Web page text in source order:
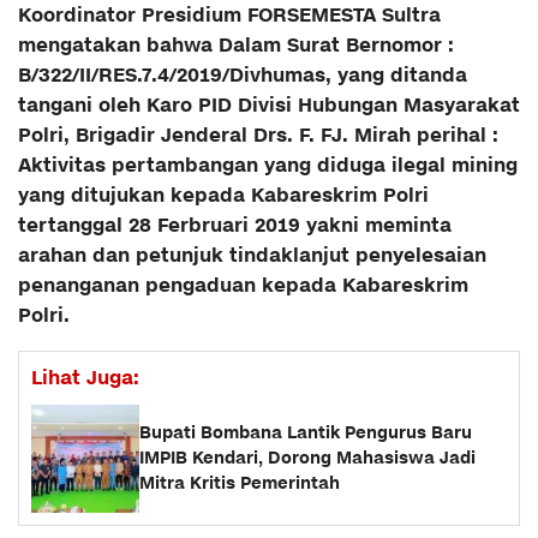
Koordinator Presidium FORSEMESTA Sultra
mengatakan bahwa Dalam Surat Bernomor :
B/322/II/RES.7.4/2019/Divhumas, yang ditanda
tangani oleh Karo PID Divisi Hubungan Masyarakat
Polri, Brigadir Jenderal Drs. F. FJ. Mirah perihal :
Aktivitas pertambangan yang diduga ilegal mining
yang ditujukan kepada Kabareskrim Polri
tertanggal 28 Ferbruari 2019 yakni meminta
arahan dan petunjuk tindaklanjut penyelesaian
penanganan pengaduan kepada Kabareskrim
Polri.
Lihat Juga:
Bupati Bombana Lantik Pengurus Baru
IMPIB Kendari, Dorong Mahasiswa Jadi
Mitra Kritis Pemerintah